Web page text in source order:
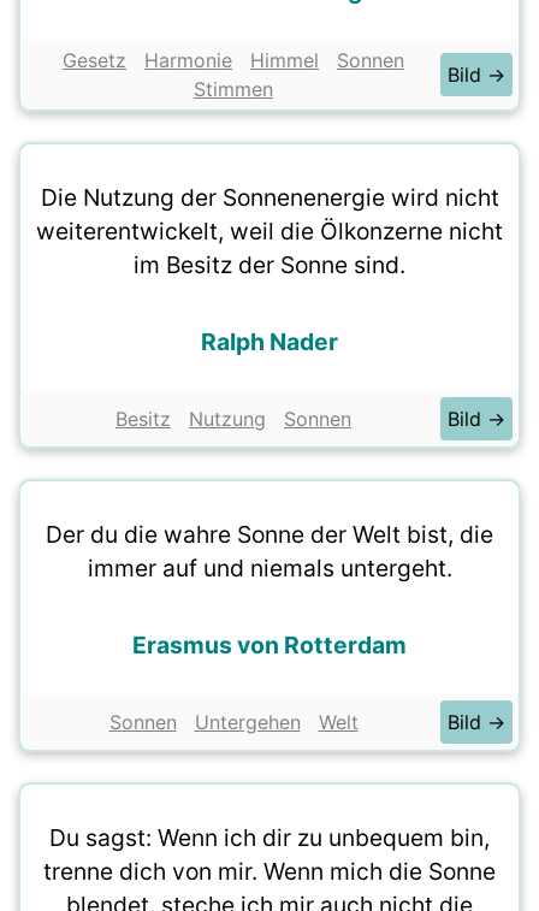
Gesetz Harmonie Himmel
Sonnen
Stimmen
Bild →
Die Nutzung der Sonnenenergie wird nicht
weiterentwickelt, weil die Ölkonzerne nicht
im Besitz der Sonne sind.
Ralph Nader
Besitz Nutzung Sonnen Bild →
Der du die wahre Sonne der Welt bist, die
immer auf und niemals untergeht.
Erasmus von Rotterdam
Sonnen Untergehen Welt Bild →
Du sagst: Wenn ich dir zu unbequem bin,
trenne dich von mir. Wenn mich die Sonne
blendet, steche ich mir auch nicht die